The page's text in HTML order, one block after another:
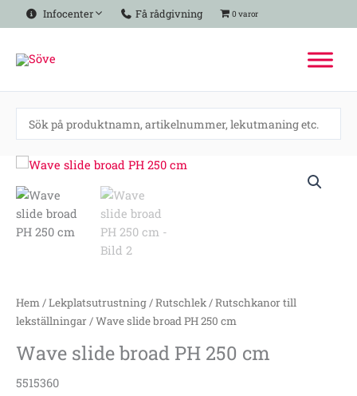
Hoppa
till
Infocenter Få rådgivning 0 varor
Hem/Lekplatsutrustning/Rutschlek/Rutschkanor till
lekställningar/ Wave slide broad PH 250 cm
Wave slide broad PH 250 cm
5515360
Wave
slide
broad
PH
250